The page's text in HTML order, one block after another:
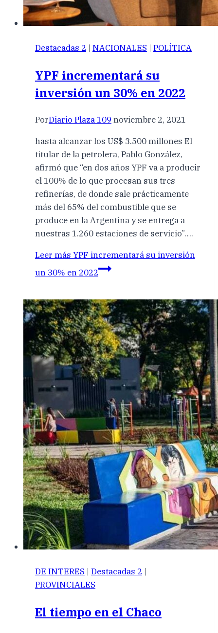
Destacadas 2 | NACIONALES | POLÍTICA
YPF incrementará su
inversión un 30% en 2022
PorDiario Plaza 109 noviembre 2, 2021
hasta alcanzar los US$ 3.500 millones El
titular de la petrolera, Pablo González,
afirmó que “en dos años YPF va a producir
el 100% de lo que procesan sus tres
refinerías, de donde sale prácticamente
más del 65% del combustible que se
produce en la Argentina y se entrega a
nuestras 1.260 estaciones de servicio”….
Leer más YPF incrementará su inversión
un 30% en 2022
DE INTERES | Destacadas 2 |
PROVINCIALES
El tiempo en el Chaco